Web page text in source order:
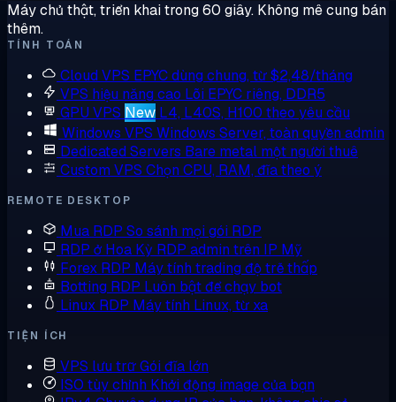
Máy chủ thật, triển khai trong 60 giây. Không mê cung bán
thêm.
TÍNH TOÁN
Cloud VPS EPYC dùng chung, từ $2,48/tháng
VPS hiệu năng cao Lõi EPYC riêng, DDR5
GPU VPS New L4, L40S, H100 theo yêu cầu
Windows VPS Windows Server, toàn quyền admin
Dedicated Servers Bare metal một người thuê
Custom VPS Chọn CPU, RAM, đĩa theo ý
REMOTE DESKTOP
Mua RDP So sánh mọi gói RDP
RDP ở Hoa Kỳ RDP admin trên IP Mỹ
Forex RDP Máy tính trading độ trễ thấp
Botting RDP Luôn bật để chạy bot
Linux RDP Máy tính Linux, từ xa
TIỆN ÍCH
VPS lưu trữGói đĩa lớn
ISO tùy chỉnh Khởi động image của bạn